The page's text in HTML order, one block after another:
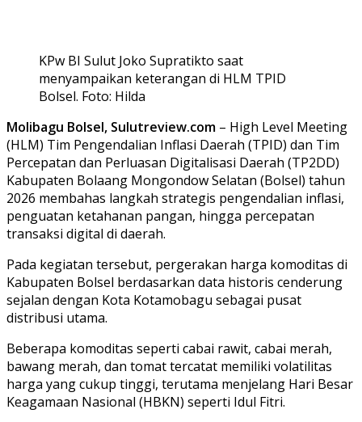
KPw BI Sulut Joko Supratikto saat
menyampaikan keterangan di HLM TPID
Bolsel. Foto: Hilda
Molibagu Bolsel, Sulutreview.com – High Level Meeting
(HLM) Tim Pengendalian Inflasi Daerah (TPID) dan Tim
Percepatan dan Perluasan Digitalisasi Daerah (TP2DD)
Kabupaten Bolaang Mongondow Selatan (Bolsel) tahun
2026 membahas langkah strategis pengendalian inflasi,
penguatan ketahanan pangan, hingga percepatan
transaksi digital di daerah.
Pada kegiatan tersebut, pergerakan harga komoditas di
Kabupaten Bolsel berdasarkan data historis cenderung
sejalan dengan Kota Kotamobagu sebagai pusat
distribusi utama.
Beberapa komoditas seperti cabai rawit, cabai merah,
bawang merah, dan tomat tercatat memiliki volatilitas
harga yang cukup tinggi, terutama menjelang Hari Besar
Keagamaan Nasional (HBKN) seperti Idul Fitri.